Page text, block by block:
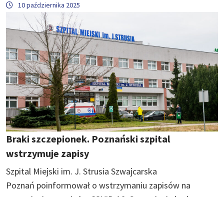
10 października 2025
Braki szczepionek. Poznański szpital
wstrzymuje zapisy
Szpital Miejski im. J. Strusia Szwajcarska
Poznań poinformował o wstrzymaniu zapisów na